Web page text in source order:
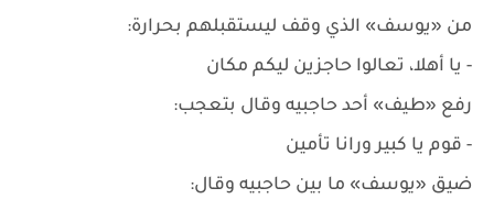
من «يوسف» الذي وقف ليستقبلهم بحرارة:
- يا أهلا، تعالوا حاجزين ليكم مكان
رفع «طيف» أحد حاجبيه وقال بتعجب:
- قوم يا كبير ورانا تأمين
ضيق «يوسف» ما بين حاجبيه وقال: